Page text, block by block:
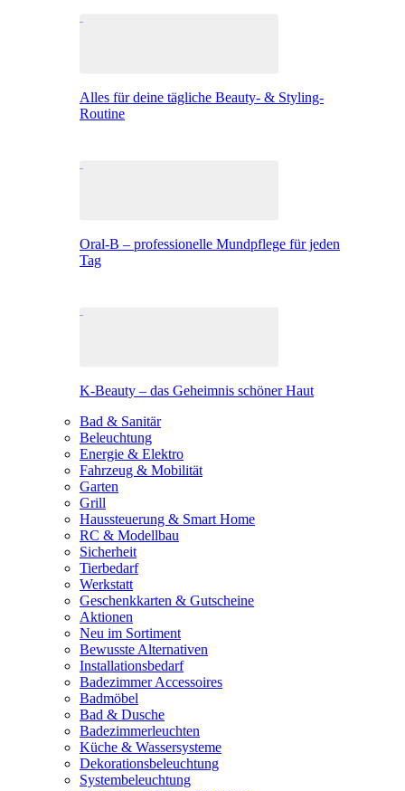
Alles für deine tägliche Beauty- & Styling-
Routine
Oral-B – professionelle Mundpflege für jeden
Tag
K-Beauty – das Geheimnis schöner Haut
Bad & Sanitär
Beleuchtung
Energie & Elektro
Fahrzeug & Mobilität
Garten
Grill
Haussteuerung & Smart Home
RC & Modellbau
Sicherheit
Tierbedarf
Werkstatt
Geschenkkarten & Gutscheine
Aktionen
Neu im Sortiment
Bewusste Alternativen
Installationsbedarf
Badezimmer Accessoires
Badmöbel
Bad & Dusche
Badezimmerleuchten
Küche & Wassersysteme
Dekorationsbeleuchtung
Systembeleuchtung